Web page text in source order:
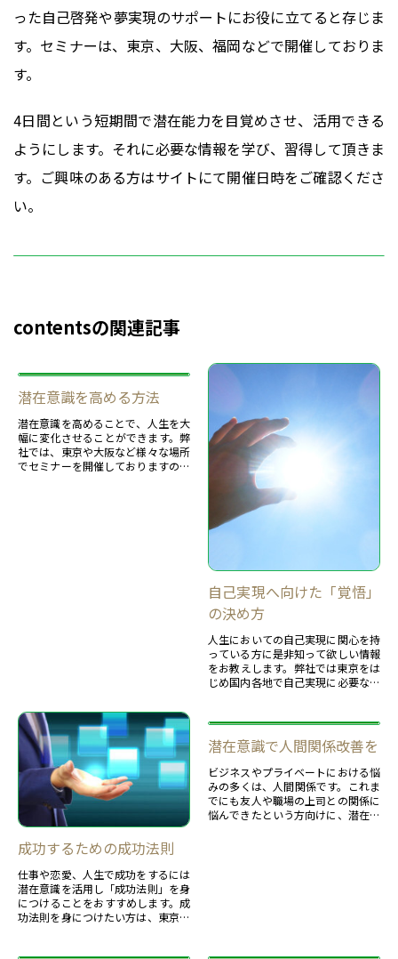
った自己啓発や夢実現のサポートにお役に立てると存じま
す。セミナーは、東京、大阪、福岡などで開催しておりま
す。
4日間という短期間で潜在能力を目覚めさせ、活用できる
ようにします。それに必要な情報を学び、習得して頂きま
す。ご興味のある方はサイトにて開催日時をご確認くださ
い。
contentsの関連記事
潜在意識を高める方法
潜在意識を高めることで、人生を大
幅に変化させることができます。弊
社では、東京や大阪など様々な場所
でセミナーを開催しておりますので
自己実現へ向けた「覚悟」
の決め方
人生においての自己実現に関心を持
っている方に是非知って欲しい情報
をお教えします。弊社では東京をは
じめ国内各地で自己実現に必要なス
成功するための成功法則
仕事や恋愛、人生で成功をするには
潜在意識を活用し「成功法則」を身
につけることをおすすめします。成
功法則を身につけたい方は、東京に
潜在意識で人間関係改善を
ビジネスやプライベートにおける悩
みの多くは、人間関係です。これま
でにも友人や職場の上司との関係に
悩んできたという方向けに、潜在意